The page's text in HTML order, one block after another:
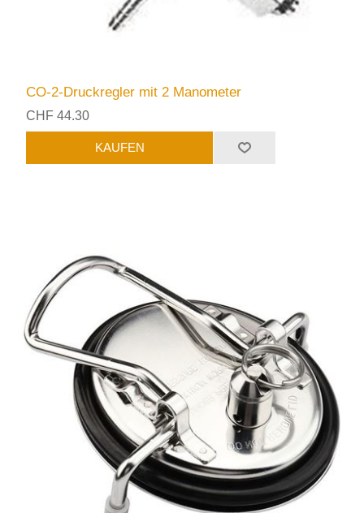
CO-2-Druckregler mit 2 Manometer
CHF 44.30